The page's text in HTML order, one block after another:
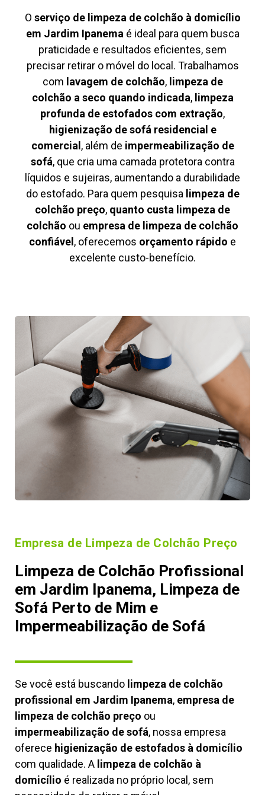
O serviço de limpeza de colchão à domicílio
em Jardim Ipanemaé ideal para quem busca
praticidade e resultados eficientes, sem
precisar retirar o móvel do local. Trabalhamos
com lavagem de colchão, limpeza de
colchão a seco quando indicada, limpeza
profunda de estofados com extração,
higienização de sofá residencial e
comercial , além de impermeabilização de
sofá, que cria uma camada protetora contra
líquidos e sujeiras, aumentando a durabilidade
do estofado. Para quem pesquisa limpeza de
colchão preço, quanto custa limpeza de
colchão ou empresa de limpeza de colchão
confiável , oferecemos orçamento rápido e
excelente custo-benefício.
Empresa de Limpeza de Colchão Preço
Limpeza de Colchão Profissional
em Jardim Ipanema, Limpeza de
Sofá Perto de Mim e
Impermeabilização de Sofá
Se você está buscando limpeza de colchão
profissional em Jardim Ipanema, empresa de
limpeza de colchão preço ou
impermeabilização de sofá, nossa empresa
oferece higienização de estofados à domicílio
com qualidade. A limpeza de colchão à
domicílio é realizada no próprio local, sem